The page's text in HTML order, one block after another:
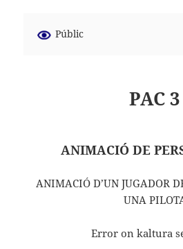
Públic
PAC 3
ANIMACIÓ DE
ANIMACIÓ D’UN JUGADOR
UNA
Error on kaltura